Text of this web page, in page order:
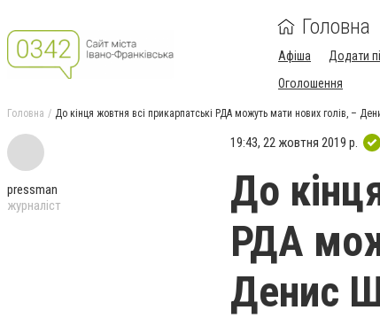
Головна
Афіша Додати
Оголошення
Головна До кінця жовтня всі прикарпатські РДА можуть мати нових голів, –
pressman
журналіст
19:43, 22 жовтня 2019 р.
До
РДА
Денис